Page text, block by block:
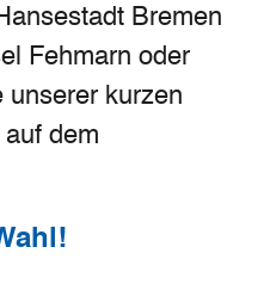
Bremen
Fehmarn oder
unserer kurzen
auf dem